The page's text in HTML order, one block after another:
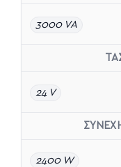
3000 VA
24 V
2400 W